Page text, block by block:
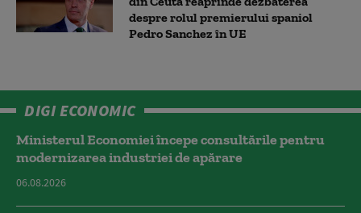
despre rolul premierului spaniol
Pedro Sanchez în UE
DIGI ECONOMIC
Ministerul Economiei începe consultările pentru
modernizarea industriei de apărare
06.08.2026